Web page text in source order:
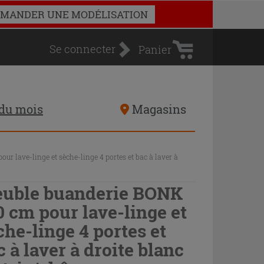
UNE MODÉLISATION
Se connecter
Panier
d'achat
Panier
mois Magasins
lave-linge et sèche-linge 4 portes et bac à laver à
buanderie BONK
cm pour lave-linge et
linge 4 portes et
à laver à droite blanc